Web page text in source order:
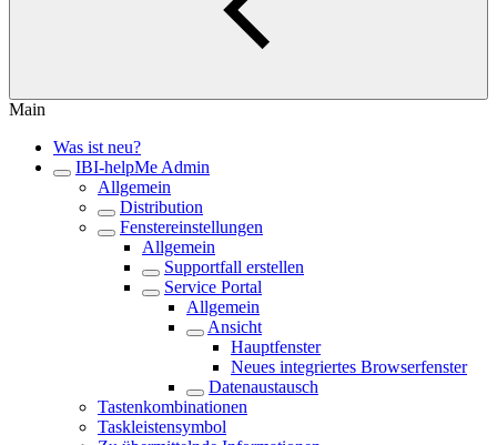
Main
Was ist neu?
IBI-helpMe Admin
Allgemein
Distribution
Fenstereinstellungen
Allgemein
Supportfall erstellen
Service Portal
Allgemein
Ansicht
Hauptfenster
Neues integriertes Browserfenster
Datenaustausch
Tastenkombinationen
Taskleistensymbol